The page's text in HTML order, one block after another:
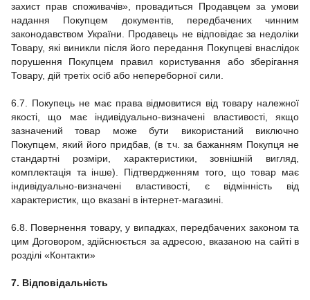
захист прав споживачів», провадиться Продавцем за умови
надання Покупцем документів, передбачених чинним
законодавством України. Продавець не відповідає за недоліки
Товару, які виникли після його передання Покупцеві внаслідок
порушення Покупцем правил користування або зберігання
Товару, дій третіх осіб або непереборної сили.
6.7.
Покупець не має права відмовитися від товару належної
якості, що має індивідуально-визначені властивості, якщо
зазначений товар може бути використаний виключно
Покупцем, який його придбав, (в т.ч. за бажанням Покупця не
стандартні розміри, характеристики, зовнішній вигляд,
комплектація та інше).
Підтвердженням того, що товар має
індивідуально-визначені властивості, є відмінність від
характеристик, що вказані в інтернет-магазині.
6.8.
Повернення товару, у випадках, передбачених законом та
цим Договором, здійснюється за адресою, вказаною на сайті в
розділі «Контакти»
7. Відповідальність